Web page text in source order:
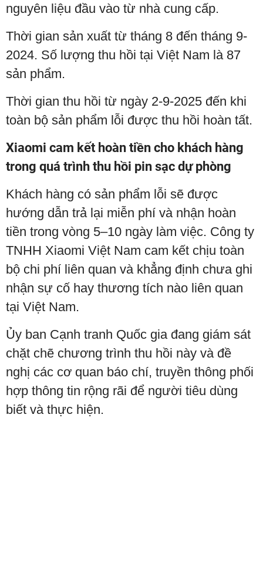
nguyên liệu đầu vào từ nhà cung cấp.
Thời gian sản xuất từ tháng 8 đến tháng 9-
2024. Số lượng thu hồi tại Việt Nam là 87
sản phẩm.
Thời gian thu hồi từ ngày 2-9-2025 đến khi
toàn bộ sản phẩm lỗi được thu hồi hoàn tất.
Xiaomi cam kết hoàn tiền cho khách hàng
trong quá trình thu hồi pin sạc dự phòng
Khách hàng có sản phẩm lỗi sẽ được
hướng dẫn trả lại miễn phí và nhận hoàn
tiền trong vòng 5–10 ngày làm việc. Công ty
TNHH Xiaomi Việt Nam cam kết chịu toàn
bộ chi phí liên quan và khẳng định chưa ghi
nhận sự cố hay thương tích nào liên quan
tại Việt Nam.
Ủy ban Cạnh tranh Quốc gia đang giám sát
chặt chẽ chương trình thu hồi này và đề
nghị các cơ quan báo chí, truyền thông phối
hợp thông tin rộng rãi để người tiêu dùng
biết và thực hiện.